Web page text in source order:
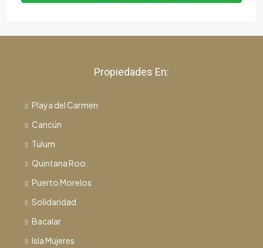
Propiedades En:
Playa del Carmen
Cancún
Tulum
Quintana Roo
Puerto Morelos
Solidaridad
Bacalar
Isla Mujeres